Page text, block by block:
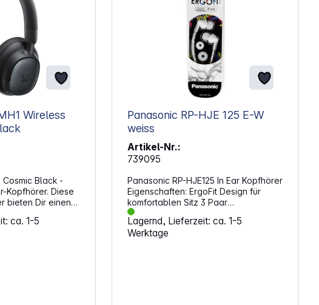
Wireless
Cosmic Black -
Kopfhörer. Diese
bieten Dir einen
Das Active Noise
Störungen
Dich besser auf
ca. 1-5
Panasonic RP-HJE 125 E-W
weiss
Artikel-Nr.:
739095
Panasonic RP-HJE125 In Ear Kopfhörer
Eigenschaften: ErgoFit Design für
komfortablen Sitz 3 Paar
auswechselbare Passstücke (S/M/L)
Frequenzgang 10 Hz - 24 kHz 10,7 mm
Treibereinheit
Lagernd, Lieferzeit: ca. 1-5
Werktage